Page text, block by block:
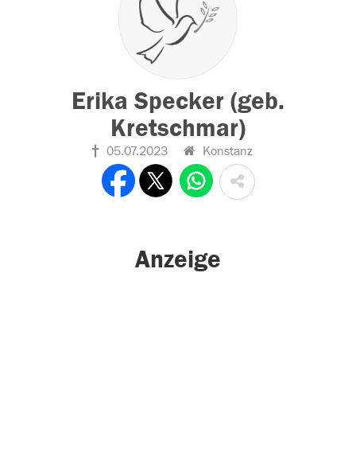
Erika Specker (geb.
Kretschmar)
05.07.2023 Konstanz
Anzeige